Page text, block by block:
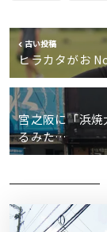
古い投稿
ヒラカタがお
宮之阪に「浜
るみた…